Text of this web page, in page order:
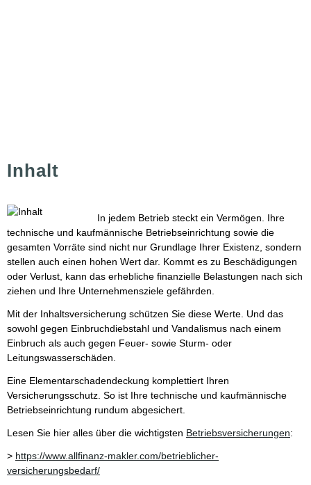
Inhalt
In jedem Betrieb steckt ein Vermögen. Ihre
technische und kaufmännische Betriebseinrichtung sowie die
gesamten Vorräte sind nicht nur Grundlage Ihrer Existenz, sondern
stellen auch einen hohen Wert dar. Kommt es zu Beschädigungen
oder Verlust, kann das erhebliche finanzielle Belastungen nach sich
ziehen und Ihre Unternehmensziele gefährden.
Mit der Inhaltsversicherung schützen Sie diese Werte. Und das
sowohl gegen Einbruchdiebstahl und Vandalismus nach einem
Einbruch als auch gegen Feuer- sowie Sturm- oder
Leitungswasserschäden.
Eine Elementarschadendeckung komplettiert Ihren
Versicherungsschutz. So ist Ihre technische und kaufmännische
Betriebseinrichtung rundum abgesichert.
Lesen Sie hier alles über die wichtigsten Betriebsversicherungen:
> https://www.allfinanz-makler.com/betrieblicher-
versicherungsbedarf/